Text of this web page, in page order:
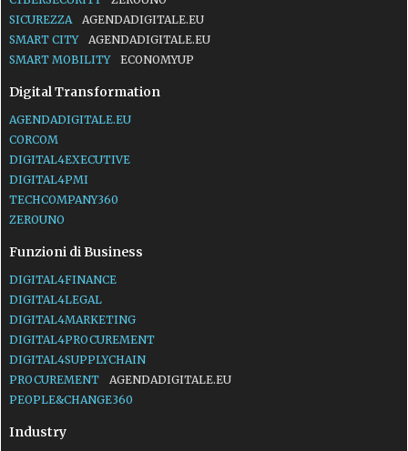
SICUREZZA
AGENDADIGITALE.EU
SMART CITY
AGENDADIGITALE.EU
SMART MOBILITY
ECONOMYUP
Digital Transformation
AGENDADIGITALE.EU
CORCOM
DIGITAL4EXECUTIVE
DIGITAL4PMI
TECHCOMPANY360
ZEROUNO
Funzioni di Business
DIGITAL4FINANCE
DIGITAL4LEGAL
DIGITAL4MARKETING
DIGITAL4PROCUREMENT
DIGITAL4SUPPLYCHAIN
PROCUREMENT
AGENDADIGITALE.EU
PEOPLE&CHANGE360
Industry